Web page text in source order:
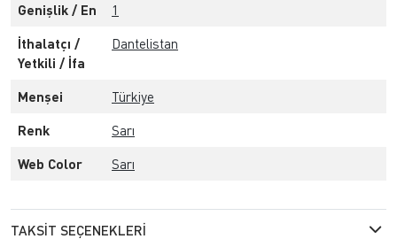
Genişlik / En 1
İthalatçı /
Yetkili / İfa
Dantelistan
Menşei Türkiye
Renk Sarı
Web Color Sarı
TAKSIT SEÇENEKLERI